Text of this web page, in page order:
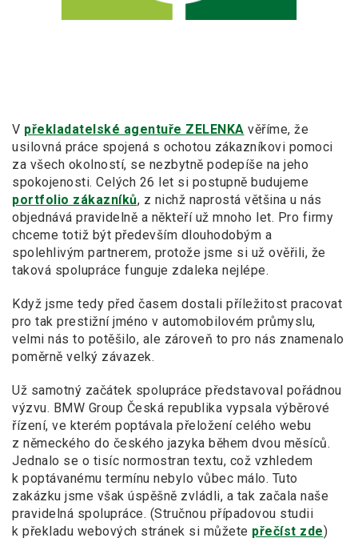
V překladatelské agentuře ZELENKA věříme, že
usilovná práce spojená s ochotou zákazníkovi pomoci
za všech okolností, se nezbytně podepíše na jeho
spokojenosti. Celých 26 let si postupně budujeme
portfolio zákazníků, z nichž naprostá většina u nás
objednává pravidelně a někteří už mnoho let. Pro firmy
chceme totiž být především dlouhodobým a
spolehlivým partnerem, protože jsme si už ověřili, že
taková spolupráce funguje zdaleka nejlépe.
Když jsme tedy před časem dostali příležitost pracovat
pro tak prestižní jméno v automobilovém průmyslu,
velmi nás to potěšilo, ale zároveň to pro nás znamenalo
poměrně velký závazek.
Už samotný začátek spolupráce představoval pořádnou
výzvu. BMW Group Česká republika vypsala výběrové
řízení, ve kterém poptávala přeložení celého webu
z německého do českého jazyka během dvou měsíců.
Jednalo se o tisíc normostran textu, což vzhledem
k poptávanému termínu nebylo vůbec málo. Tuto
zakázku jsme však úspěšně zvládli, a tak začala naše
pravidelná spolupráce. (Stručnou případovou studii
k překladu webových stránek si můžete přečíst zde)